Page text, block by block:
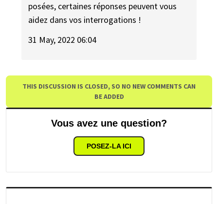
posées, certaines réponses peuvent vous
aidez dans vos interrogations !
31 May, 2022 06:04
THIS DISCUSSION IS CLOSED, SO NO NEW COMMENTS CAN
BE ADDED
Vous avez une question?
POSEZ-LA ICI